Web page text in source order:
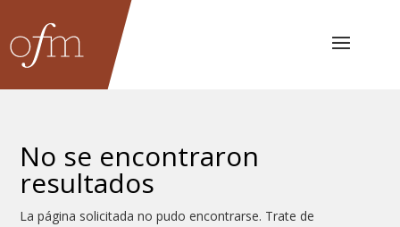
No se encontraron
resultados
La página solicitada no pudo encontrarse. Trate de